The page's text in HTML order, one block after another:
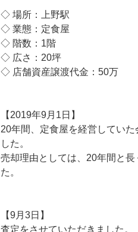
◇ 場所：上野駅
◇ 業態：定食屋
◇ 階数：1階
◇ 広さ：20坪
◇ 店舗資産譲渡代金：50万
【2019年9月1日】
20年間、定食屋を経営してい
した。
売却理由としては、20年間と
た。
【9月3日】
査定をさせていただきました。